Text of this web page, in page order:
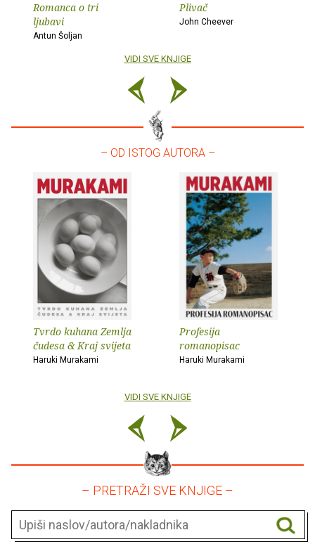
Romanca o tri
ljubavi
Antun Šoljan
Plivač
John Cheever
VIDI SVE KNJIGE
– OD ISTOG AUTORA –
Tvrdo kuhana Zemlja
čudesa & Kraj svijeta
Haruki Murakami
Profesija
romanopisac
Haruki Murakami
VIDI SVE KNJIGE
– PRETRAŽI SVE KNJIGE –